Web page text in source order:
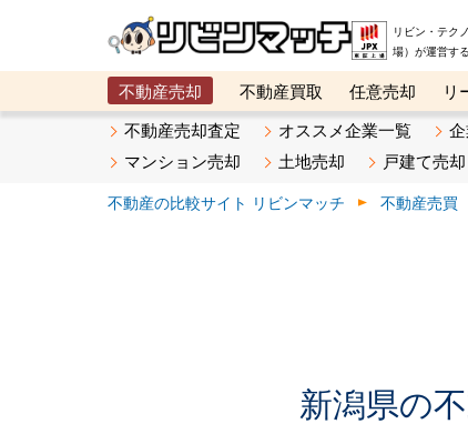
リビン・テク
場）が運営
不動産売却 不動産買取 任意売却 リ
メタ住宅展示場
ベスト不動産カンパニー
不動産売却査定 オススメ企業一覧
マンション売却
土地売却 戸建て売却
不動産の比較サイト リビンマッチ 不動産売買
新潟県の